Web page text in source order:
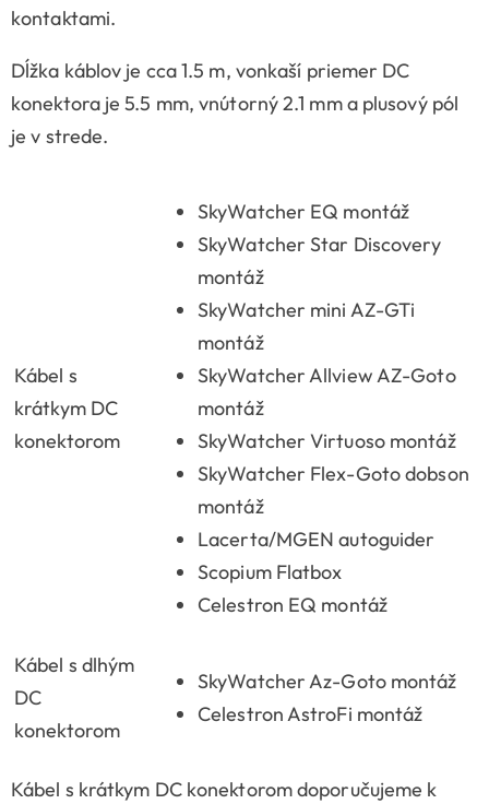
kontaktami.
Dĺžka káblov je cca 1.5 m, vonkaší priemer DC
konektora je 5.5 mm, vnútorný 2.1 mm a plusový pól
je v strede.
Kábel s
krátkym DC
konektorom
SkyWatcher EQ montáž
SkyWatcher Star Discovery
montáž
SkyWatcher mini AZ-GTi
montáž
SkyWatcher Allview AZ-Goto
montáž
SkyWatcher Virtuoso montáž
SkyWatcher Flex-Goto dobson
montáž
Lacerta/MGEN autoguider
Scopium Flatbox
Celestron EQ montáž
Kábel s dlhým
DC
konektorom
SkyWatcher Az-Goto montáž
Celestron AstroFi montáž
Kábel s krátkym DC konektorom doporučujeme k